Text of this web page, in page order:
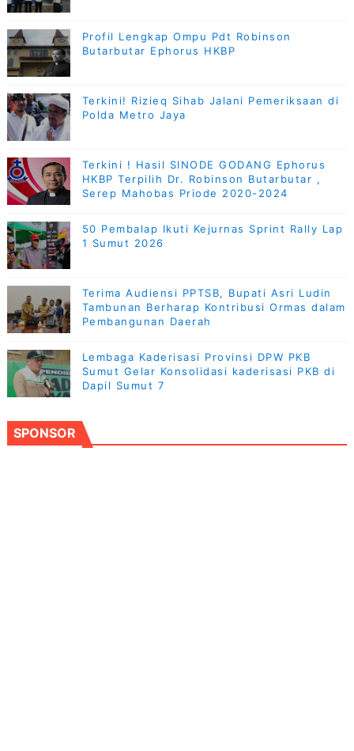
Profil Lengkap Ompu Pdt Robinson
Butarbutar Ephorus HKBP
Terkini! Rizieq Sihab Jalani Pemeriksaan di
Polda Metro Jaya
Terkini ! Hasil SINODE GODANG Ephorus
HKBP Terpilih Dr. Robinson Butarbutar ,
Serep Mahobas Priode 2020-2024
50 Pembalap Ikuti Kejurnas Sprint Rally Lap
1 Sumut 2026
Terima Audiensi PPTSB, Bupati Asri Ludin
Tambunan Berharap Kontribusi Ormas dalam
Pembangunan Daerah
Lembaga Kaderisasi Provinsi DPW PKB
Sumut Gelar Konsolidasi kaderisasi PKB di
Dapil Sumut 7
SPONSOR